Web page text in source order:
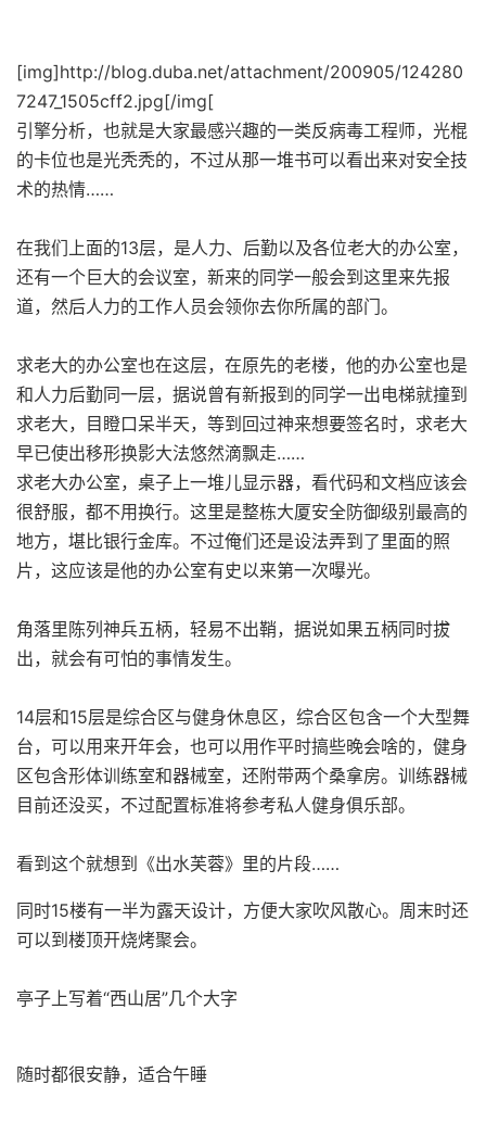
[img]http://blog.duba.net/attachment/200905/124280
7247_1505cff2.jpg[/img[
引擎分析，也就是大家最感兴趣的一类反病毒工程师，光棍
的卡位也是光秃秃的，不过从那一堆书可以看出来对安全技
术的热情……
在我们上面的13层，是人力、后勤以及各位老大的办公室，
还有一个巨大的会议室，新来的同学一般会到这里来先报
道，然后人力的工作人员会领你去你所属的部门。
求老大的办公室也在这层，在原先的老楼，他的办公室也是
和人力后勤同一层，据说曾有新报到的同学一出电梯就撞到
求老大，目瞪口呆半天，等到回过神来想要签名时，求老大
早已使出移形换影大法悠然滴飘走……
求老大办公室，桌子上一堆儿显示器，看代码和文档应该会
很舒服，都不用换行。这里是整栋大厦安全防御级别最高的
地方，堪比银行金库。不过俺们还是设法弄到了里面的照
片，这应该是他的办公室有史以来第一次曝光。
角落里陈列神兵五柄，轻易不出鞘，据说如果五柄同时拔
出，就会有可怕的事情发生。
14层和15层是综合区与健身休息区，综合区包含一个大型舞
台，可以用来开年会，也可以用作平时搞些晚会啥的，健身
区包含形体训练室和器械室，还附带两个桑拿房。训练器械
目前还没买，不过配置标准将参考私人健身俱乐部。
看到这个就想到《出水芙蓉》里的片段……
同时15楼有一半为露天设计，方便大家吹风散心。周末时还
可以到楼顶开烧烤聚会。
亭子上写着“西山居”几个大字
随时都很安静，适合午睡